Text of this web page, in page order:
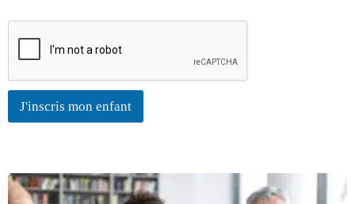
n
s
a
c
J'inscris mon enfant